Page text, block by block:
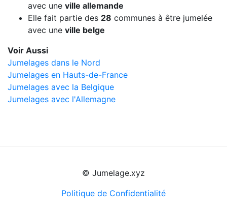
avec une ville allemande
Elle fait partie des 28 communes à être jumelée
avec une ville belge
Voir Aussi
Jumelages dans le Nord
Jumelages en Hauts-de-France
Jumelages avec la Belgique
Jumelages avec l'Allemagne
© Jumelage.xyz
Politique de Confidentialité